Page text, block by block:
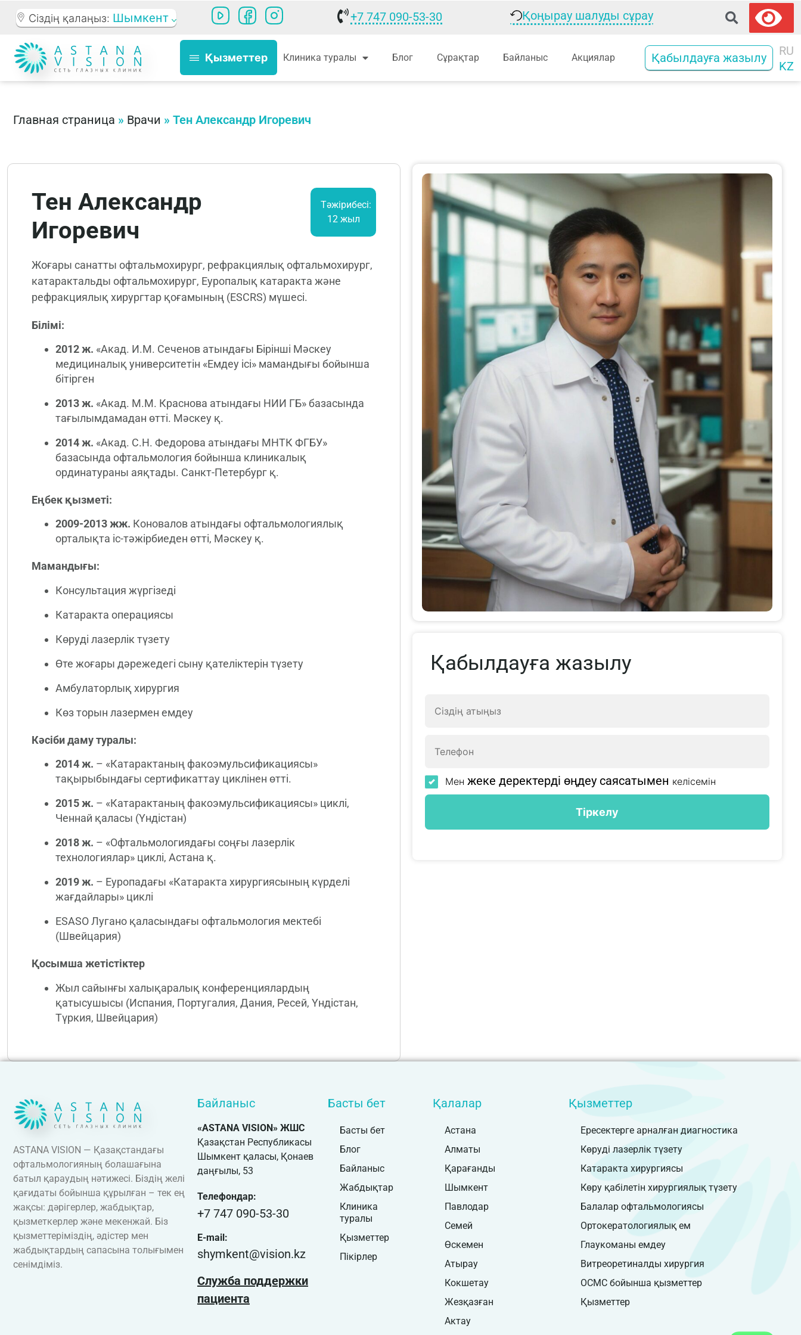
Сіздің қалаңыз: Шымкент +7 747 090-53-30 Қоңырау шалуды сұрау
Қызметтер Клиника туралы Блог Сұрақтар Байланыс Акциялар Қабылдауға жазылу
RU
KZ
Главная страница » Врачи » Тен Александр Игоревич
Тен Александр
Игоревич
Тәжірибесі:
12 жыл
Жоғары санатты офтальмохирург, рефракциялық офтальмохирург,
катарактальды офтальмохирург, Еуропалық катаракта және
рефракциялық хирургтар қоғамының (ESCRS) мүшесі.
Білімі:
2012 ж. «Акад. И.М. Сеченов атындағы Бірінші Мәскеу
медициналық университетін «Емдеу ісі» мамандығы бойынша
бітірген
2013 ж. «Акад. М.М. Краснова атындағы НИИ ГБ» базасында
тағылымдамадан өтті. Мәскеу қ.
2014 ж. «Акад. С.Н. Федорова атындағы МНТК ФГБУ»
базасында офтальмология бойынша клиникалық
ординатураны аяқтады. Санкт-Петербург қ.
Еңбек қызметі:
2009-2013 жж. Коновалов атындағы офтальмологиялық
орталықта іс-тәжірбиеден өтті, Мәскеу қ.
Мамандығы:
Консультация жүргізеді
Катаракта операциясы
Көруді лазерлік түзету
Өте жоғары дәрежедегі сыну қателіктерін түзету
Амбулаторлық хирургия
Көз торын лазермен емдеу
Кәсіби даму туралы:
2014 ж. – «Катарактаның факоэмульсификациясы»
тақырыбындағы сертификаттау циклінен өтті.
2015 ж. – «Катарактаның факоэмульсификациясы» циклі,
Ченнай қаласы (Үндістан)
2018 ж. – «Офтальмологиядағы соңғы лазерлік
технологиялар» циклі, Астана қ.
2019 ж. – Еуропадағы «Катаракта хирургиясының күрделі
жағдайлары» циклі
ESASO Лугано қаласындағы офтальмология мектебі
(Швейцария)
Қосымша жетістіктер
Жыл сайынғы халықаралық конференциялардың
қатысушысы (Испания, Португалия, Дания, Ресей, Үндістан,
Түркия, Швейцария)
Қабылдауға жазылу
Мен жеке деректерді өңдеу саясатымен келісемін
ASTANA VISION — Қазақстандағы
офтальмологияның болашағына
батыл қараудың нәтижесі. Біздің желі
қағидаты бойынша құрылған – тек ең
жақсы: дәрігерлер, жабдықтар,
қызметкерлер және мекенжай. Біз
қызметтеріміздің, әдістер мен
жабдықтардың сапасына толығымен
сенімдіміз.
Байланыс
«ASTANA VISION» ЖШС
Қазақстан Республикасы
Шымкент қаласы, Қонаев
даңғылы, 53
Телефондар:
+7 747 090-53-30
E-mail:
shymkent@vision.kz
Служба поддержки
пациента
Басты бет
Басты бет
Блог
Байланыс
Жабдықтар
Клиника
туралы
Қызметтер
Пікірлер
Қалалар
Астана
Алматы
Қарағанды
Шымкент
Павлодар
Семей
Өскемен
Атырау
Кокшетау
Жезқазған
Актау
Қызметтер
Ересектерге арналған диагностика
Көруді лазерлік түзету
Катаракта хирургиясы
Көру қабілетін хирургиялық түзету
Балалар офтальмологиясы
Ортокератологиялық ем
Глаукоманы емдеу
Витреоретиналды хирургия
ОСМС бойынша қызметтер
Қызметтер